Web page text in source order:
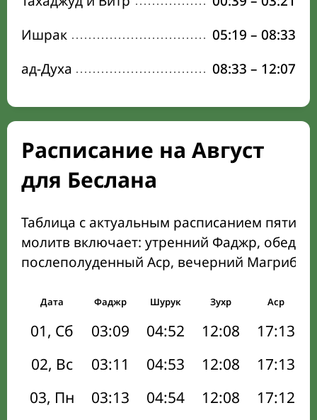
Ишрак
05:19 – 08:33
ад-Духа
08:33 – 12:07
Расписание на Август
для Беслана
Таблица с актуальным расписанием пяти
молитв включает: утренний Фаджр,
послеполуденный Аср, вечерний Магриб
Дата Фаджр Шурук Зухр Аср
01, Сб 03:09 04:52 12:08 17:13
02, Вс
03:11 04:53 12:08 17:13
03, Пн
03:13 04:54 12:08 17:12